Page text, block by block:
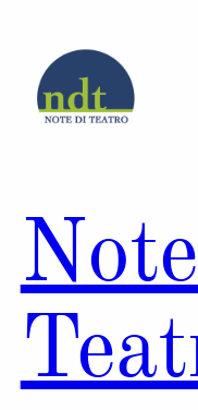
contenuto